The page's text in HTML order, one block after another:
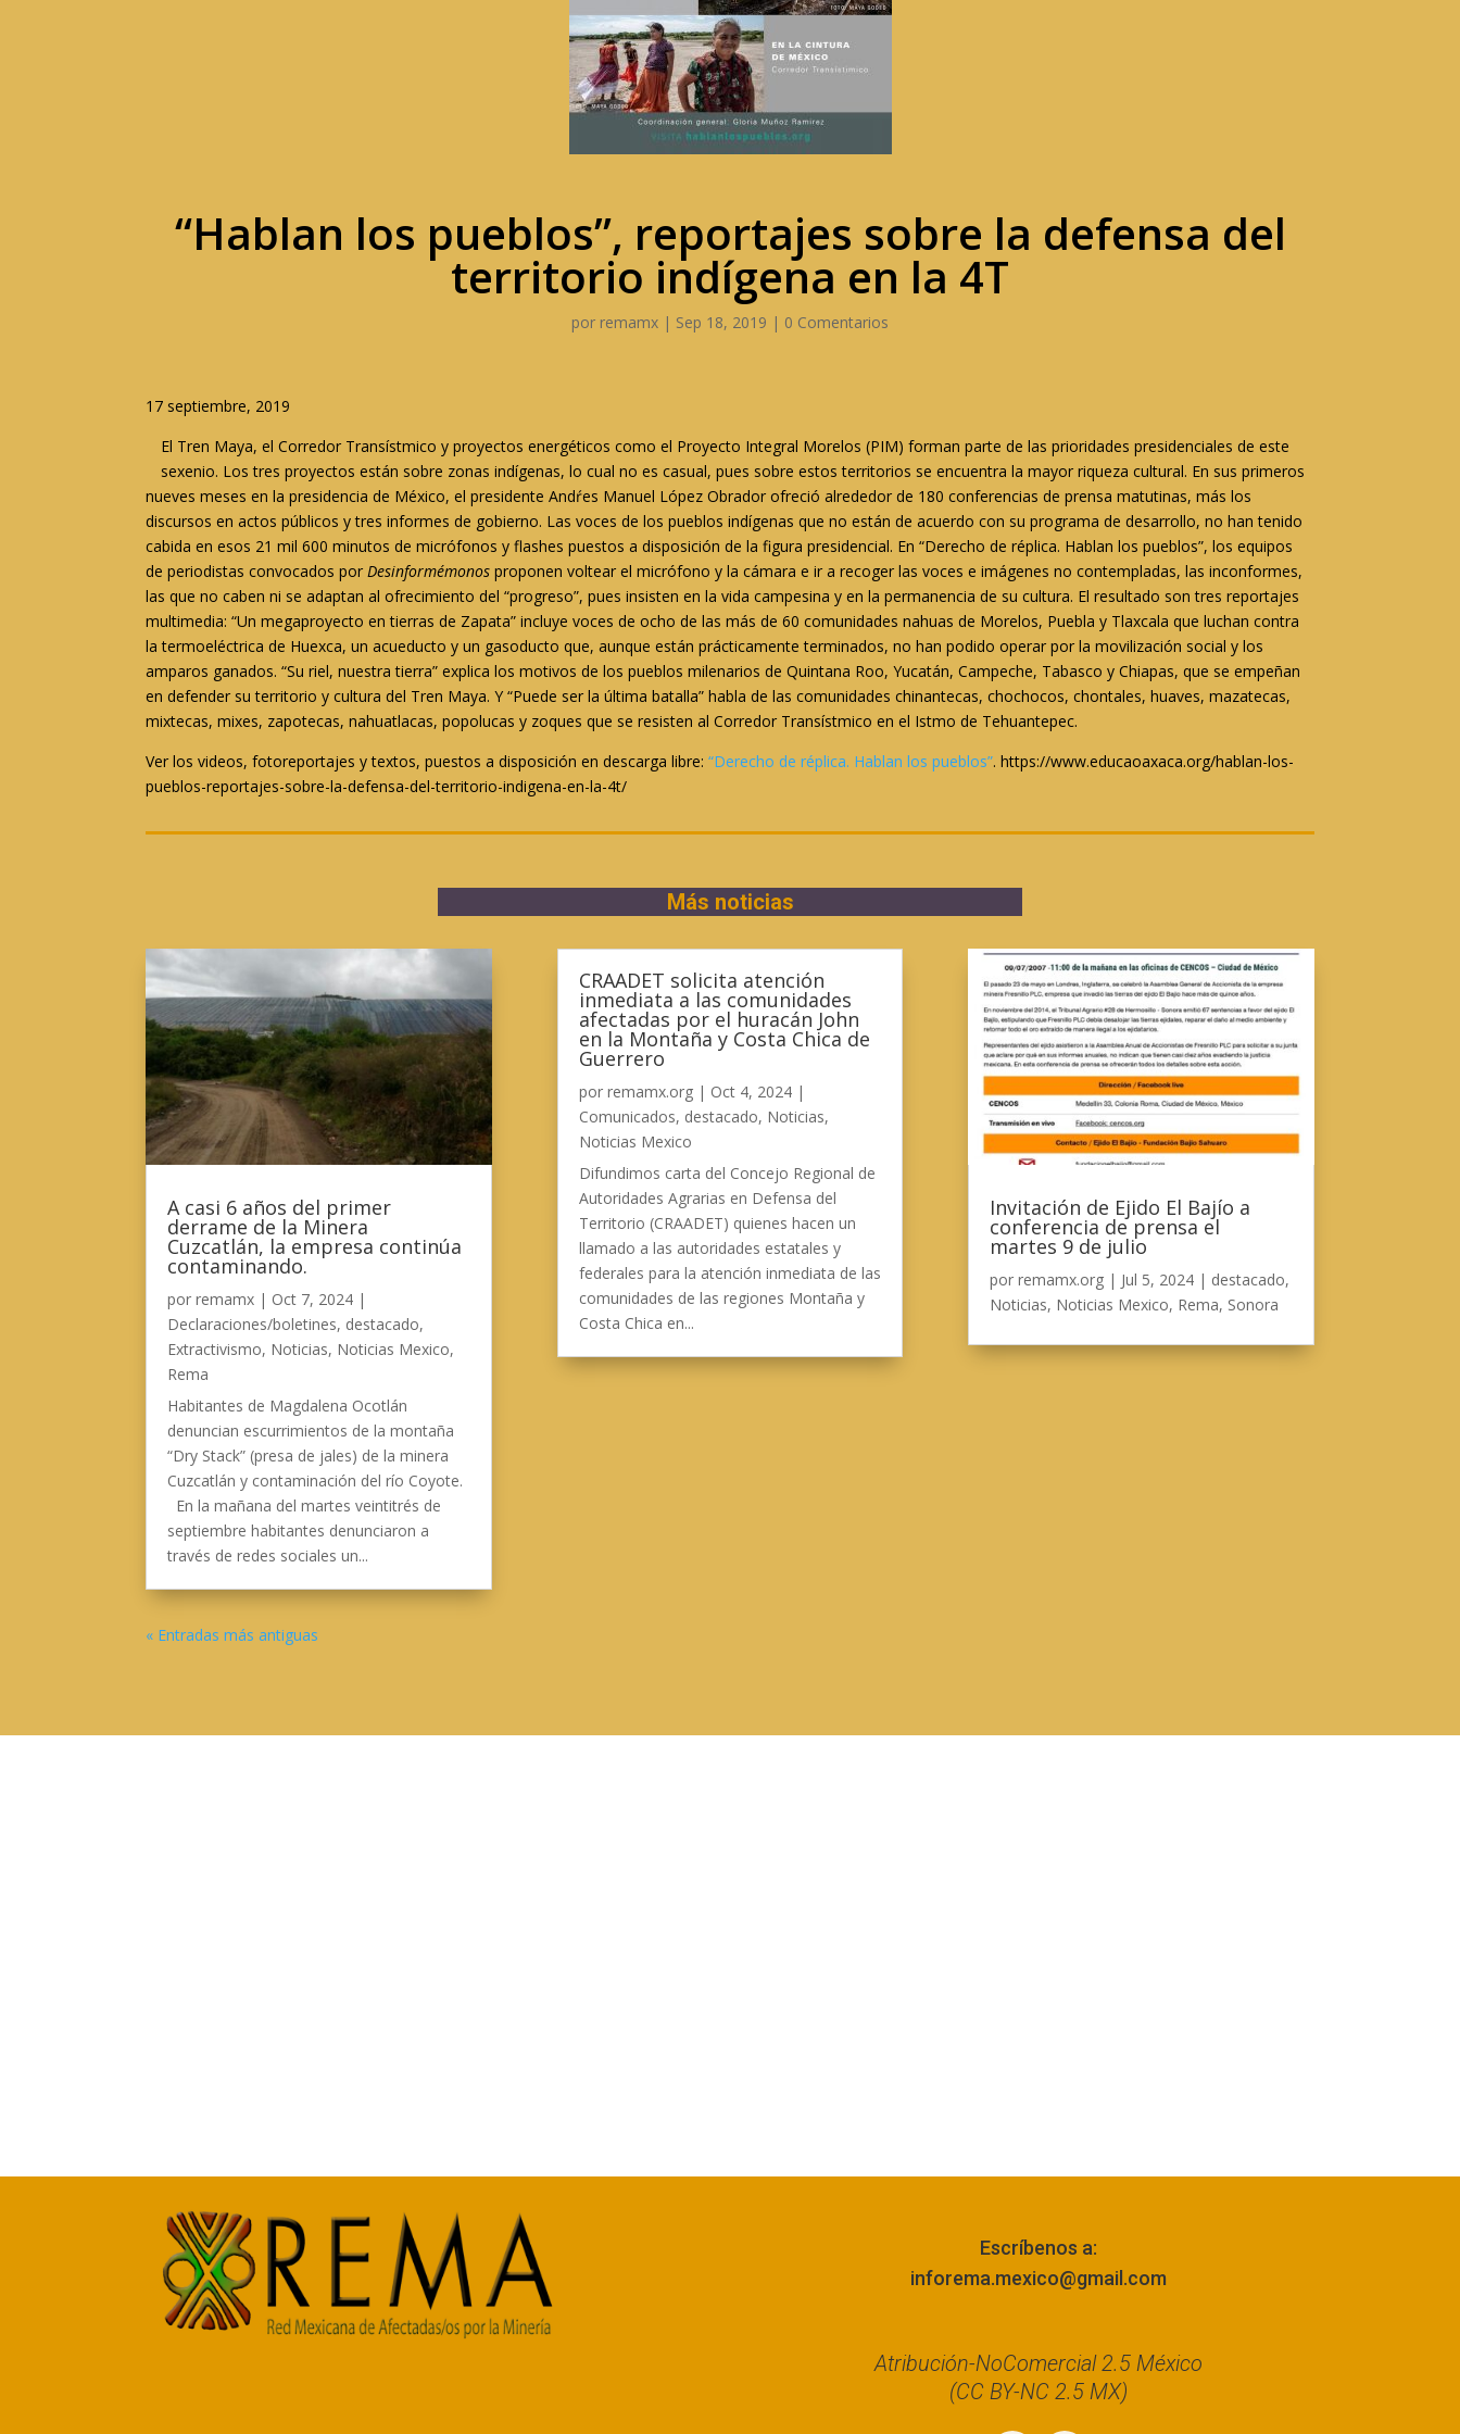
“Hablan los pueblos”, reportajes sobre la defensa del
territorio indígena en la 4T
por remamx | Sep 18, 2019 | 0 Comentarios
17 septiembre, 2019
El Tren Maya, el Corredor Transístmico y proyectos energéticos como el Proyecto Integral Morelos (PIM) forman parte de las prioridades presidenciales de este
sexenio. Los tres proyectos están sobre zonas indígenas, lo cual no es casual, pues sobre estos territorios se encuentra la mayor riqueza cultural. En sus primeros
nueves meses en la presidencia de México, el presidente Andŕes Manuel López Obrador ofreció alrededor de 180 conferencias de prensa matutinas, más los
discursos en actos públicos y tres informes de gobierno. Las voces de los pueblos indígenas que no están de acuerdo con su programa de desarrollo, no han tenido
cabida en esos 21 mil 600 minutos de micrófonos y flashes puestos a disposición de la figura presidencial. En “Derecho de réplica. Hablan los pueblos”, los equipos
de periodistas convocados porDesinformémonos proponen voltear el micrófono y la cámara e ir a recoger las voces e imágenes no contempladas, las inconformes,
las que no caben ni se adaptan al ofrecimiento del “progreso”, pues insisten en la vida campesina y en la permanencia de su cultura. El resultado son tres reportajes
multimedia: “Un megaproyecto en tierras de Zapata” incluye voces de ocho de las más de 60 comunidades nahuas de Morelos, Puebla y Tlaxcala que luchan contra
la termoeléctrica de Huexca, un acueducto y un gasoducto que, aunque están prácticamente terminados, no han podido operar por la movilización social y los
amparos ganados. “Su riel, nuestra tierra” explica los motivos de los pueblos milenarios de Quintana Roo, Yucatán, Campeche, Tabasco y Chiapas, que se empeñan
en defender su territorio y cultura del Tren Maya. Y “Puede ser la última batalla” habla de las comunidades chinantecas, chochocos, chontales, huaves, mazatecas,
mixtecas, mixes, zapotecas, nahuatlacas, popolucas y zoques que se resisten al Corredor Transístmico en el Istmo de Tehuantepec.
Ver los videos, fotoreportajes y textos, puestos a disposición en descarga libre:“Derecho de réplica. Hablan los pueblos”. https://www.educaoaxaca.org/hablan-los-
pueblos-reportajes-sobre-la-defensa-del-territorio-indigena-en-la-4t/
Más noticias
A casi 6 años del primer
derrame de la Minera
Cuzcatlán, la empresa continúa
contaminando.
porremamx | Oct 7, 2024 |
Declaraciones/boletines, destacado,
Extractivismo, Noticias, Noticias Mexico,
Rema
Habitantes de Magdalena Ocotlán
denuncian escurrimientos de la montaña
“Dry Stack” (presa de jales) de la minera
Cuzcatlán y contaminación del río Coyote.
En la mañana del martes veintitrés de
septiembre habitantes denunciaron a
través de redes sociales un...
CRAADET solicita atención
inmediata a las comunidades
afectadas por el huracán John
en la Montaña y Costa Chica de
Guerrero
por remamx.org| Oct 4, 2024|
Comunicados, destacado, Noticias,
Noticias Mexico
Difundimos carta del Concejo Regional de
Autoridades Agrarias en Defensa del
Territorio (CRAADET) quienes hacen un
llamado a las autoridades estatales y
federales para la atención inmediata de las
comunidades de las regiones Montaña y
Costa Chica en...
Invitación de Ejido El Bajío a
conferencia de prensa el
martes 9 de julio
por remamx.org| Jul 5, 2024| destacado,
Noticias, Noticias Mexico, Rema, Sonora
« Entradas más antiguas
Escríbenos a:
inforema.mexico@gmail.com
Atribución-NoComercial 2.5 México
(CC BY-NC 2.5 MX)